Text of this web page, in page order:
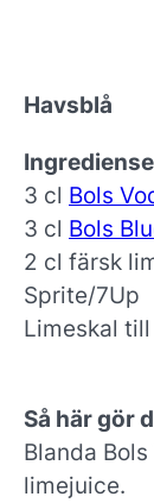
Havsblå
3 cl Bols
3 cl Bols
2 cl färsk
Sprite/7Up
Limeskal
Så här gör
Blanda
limejuice.